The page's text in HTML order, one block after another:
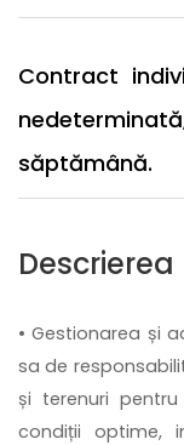
Contract
săptămână.
• Gestionarea și
sa de
și terenuri
condiții optime,